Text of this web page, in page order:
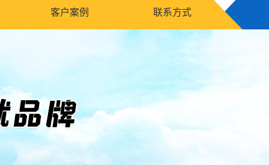
客户案例 联系方式